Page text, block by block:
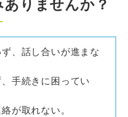
りませんか？
、話し合いが進まな
手続きに困ってい
が取れない。